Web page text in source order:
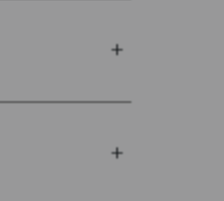
+
+